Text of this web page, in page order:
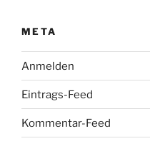
META
Anmelden
Eintrags-Feed
Kommentar-Feed